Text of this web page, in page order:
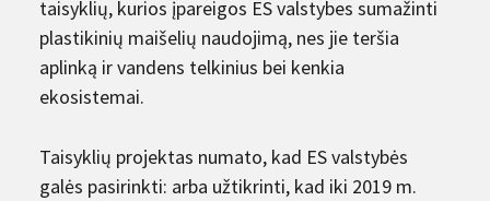
taisyklių, kurios įpareigos ES valstybes sumažinti
plastikinių maišelių naudojimą, nes jie teršia
aplinką ir vandens telkinius bei kenkia
ekosistemai.
Taisyklių projektas numato, kad ES valstybės
galės pasirinkti: arba užtikrinti, kad iki 2019 m.